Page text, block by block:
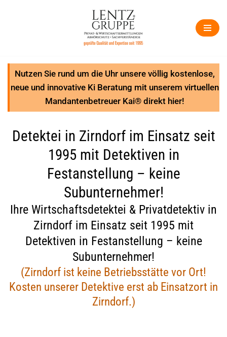
Nutzen Sie rund um die Uhr unsere völlig kostenlose,
neue und innovative Ki Beratung mit unserem virtuellen
Mandantenbetreuer Kai® direkt hier!
Detektei in Zirndorf im Einsatz seit
1995 mit Detektiven in
Festanstellung – keine
Subunternehmer!
Ihre Wirtschaftsdetektei & Privatdetektiv in
Zirndorf im Einsatz seit 1995 mit
Detektiven in Festanstellung – keine
Subunternehmer!
(Zirndorf ist keine Betriebsstätte vor Ort!
Kosten unserer Detektive erst ab Einsatzort in
Zirndorf.)